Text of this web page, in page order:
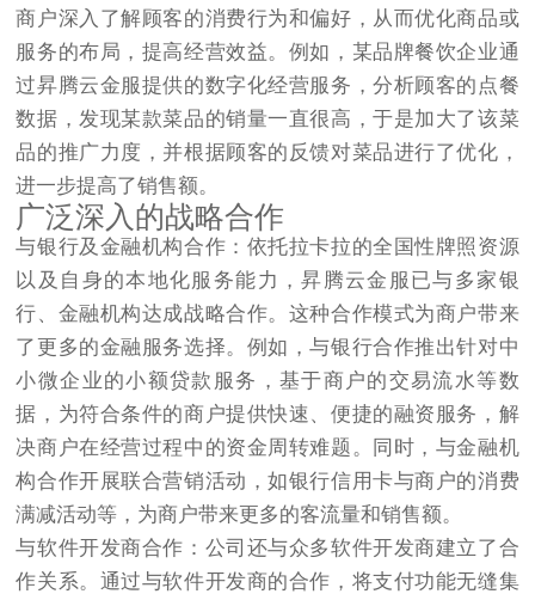
商户深入了解顾客的消费行为和偏好，从而优化商品或
服务的布局，提高经营效益。例如，某品牌餐饮企业通
过昇腾云金服提供的数字化经营服务，分析顾客的点餐
数据，发现某款菜品的销量一直很高，于是加大了该菜
品的推广力度，并根据顾客的反馈对菜品进行了优化，
进一步提高了销售额。​
广泛深入的战略合作​
与银行及金融机构合作：依托拉卡拉的全国性牌照资源
以及自身的本地化服务能力，昇腾云金服已与多家银
行、金融机构达成战略合作。这种合作模式为商户带来
了更多的金融服务选择。例如，与银行合作推出针对中
小微企业的小额贷款服务，基于商户的交易流水等数
据，为符合条件的商户提供快速、便捷的融资服务，解
决商户在经营过程中的资金周转难题。同时，与金融机
构合作开展联合营销活动，如银行信用卡与商户的消费
满减活动等，为商户带来更多的客流量和销售额。​
与软件开发商合作：公司还与众多软件开发商建立了合
作关系。通过与软件开发商的合作，将支付功能无缝集